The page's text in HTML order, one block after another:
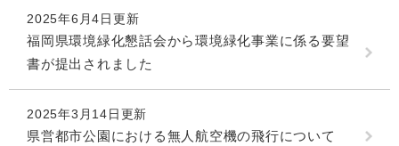
2025年6月4日更新
福岡県環境緑化懇話会から環境緑化事業に係る要望
書が提出されました
2025年3月14日更新
県営都市公園における無人航空機の飛行について